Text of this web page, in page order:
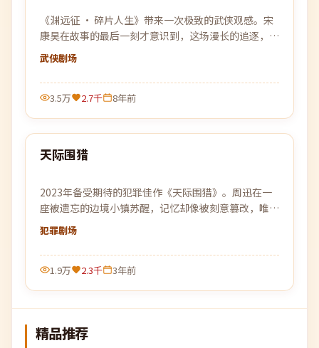
《渊远征 · 碎片人生》带来一次极致的武侠观感。宋
康昊在故事的最后一刻才意识到，这场漫长的追逐，原
本就是为自己设下的一个局。
武侠剧场
3.5万 2.7千 8年前
最新
99:24
天际围猎
2023年备受期待的犯罪佳作《天际围猎》。周迅在一
座被遗忘的边境小镇苏醒，记忆却像被刻意篡改，唯一
线索是一张被烧毁的车票。
犯罪剧场
1.9万 2.3千 3年前
精品推荐